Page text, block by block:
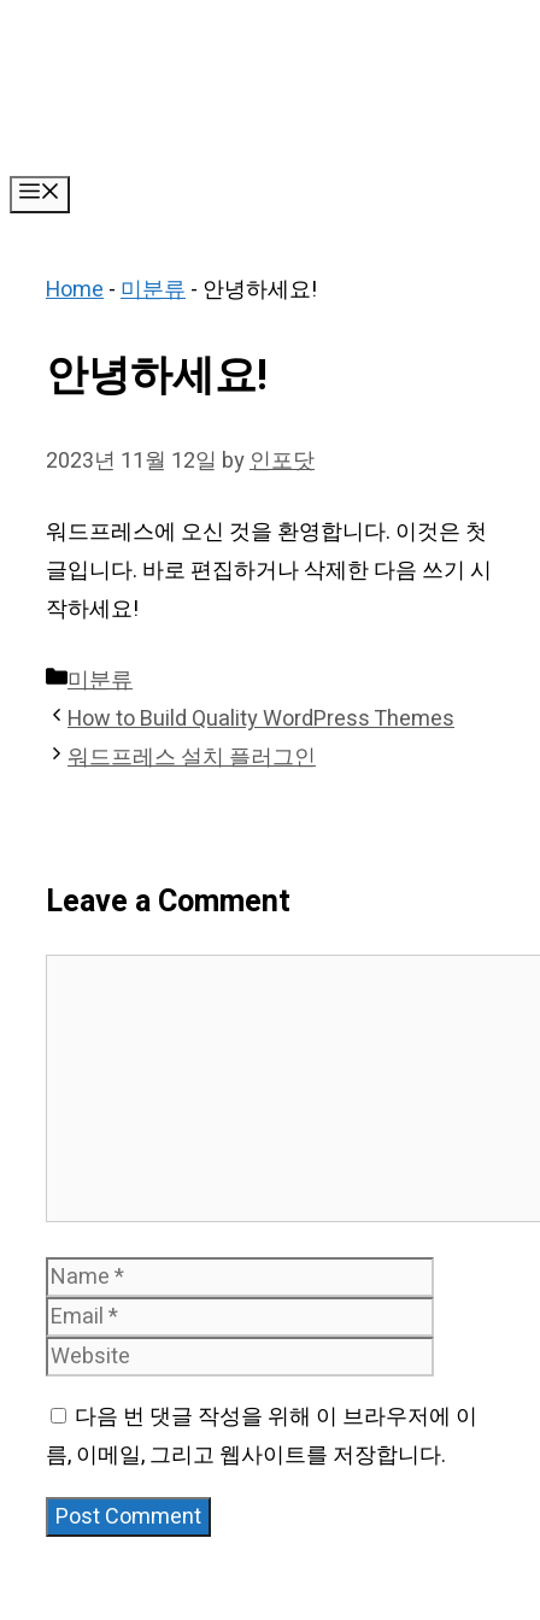
Home-미분류- 안녕하세요!
안녕하세요!
2023년 11월 12일 by인포닷
워드프레스에 오신 것을 환영합니다. 이것은 첫
글입니다. 바로 편집하거나 삭제한 다음 쓰기 시
작하세요!
Categories
미분류
How to Build Quality WordPress Themes
워드프레스 설치 플러그인
Leave a Comment
Name
다음 번 댓글 작성을 위해 이 브라우저에 이
름, 이메일, 그리고 웹사이트를 저장합니다.